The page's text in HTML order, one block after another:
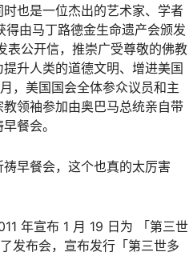
也是一位杰出的艺术家、学者
由马丁路德金生命遗产会颁发
表公开信，推崇广受尊敬的佛教
升人类的道德文明、增进美国
，美国国会全体参众议员和主
领袖参加由奥巴马总统亲自带
餐会。
早餐会，这个也真的太厉害
年宣布 1 月 19 日为 「第三世
发布会，宣布发行「第三世多